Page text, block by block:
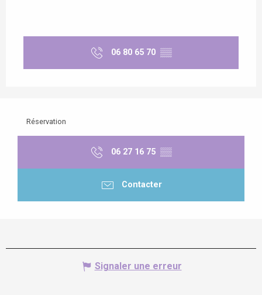
06 80 65 70 ▒▒
Réservation
06 27 16 75 ▒▒
Contacter
Signaler une erreur